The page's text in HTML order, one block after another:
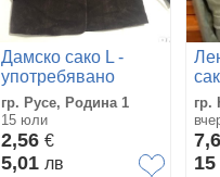
Дамско сако L -
употребявано
гр. Русе, Родина 1
15 юли
2,56 €
5,01 лв
гр.
15